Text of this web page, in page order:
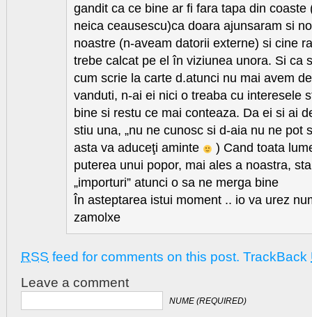
gandit ca ce bine ar fi fara tapa din coaste
neica ceausescu)ca doara ajunsaram si
noastre (n-aveam datorii externe) si cine
trebe calcat pe el în viziunea unora. Si ca
cum scrie la carte d.atunci nu mai avem
vanduti, n-ai ei nici o treaba cu interesele
bine si restu ce mai conteaza. Da ei si ai
stiu una, „nu ne cunosc si d-aia nu ne pot
asta va aduceţi aminte
) Cand toata
puterea unui popor, mai ales a noastra,
„importuri” atunci o sa ne merga bine
În asteptarea istui moment .. io va urez
zamolxe
RSS feed for comments on this post. TrackBack
Leave a comment
NUME (REQUIRED)